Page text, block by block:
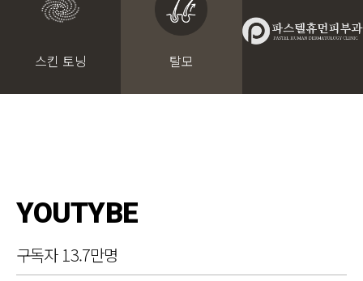
스킨 토닝 탈모
YOUTYBE
구독자 13.7만명